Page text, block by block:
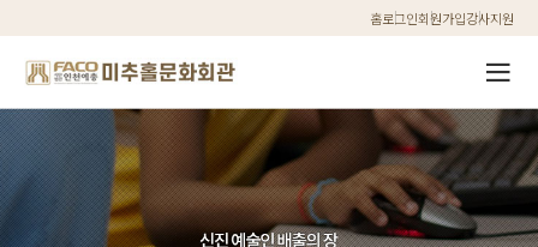
홈로그인회원가입강사지원